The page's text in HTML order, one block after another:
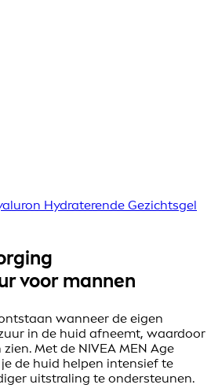
Hydraterende Gezichtsgel
voor mannen
wanneer de eigen
in de huid afneemt, waardoor
Met de NIVEA MEN Age
de huid helpen intensief te
uitstraling te ondersteunen.